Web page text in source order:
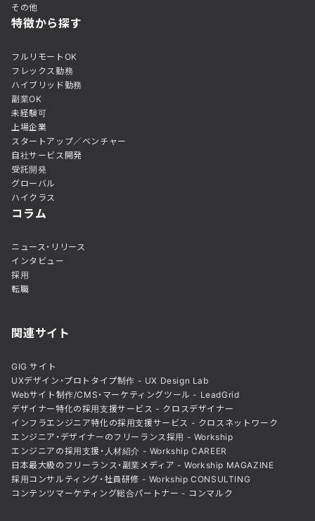
その他
特徴から探す
フルリモートOK
フレックス勤務
ハイブリッド勤務
副業OK
未経験可
上場企業
スタートアップ／ベンチャー
自社サービス開発
受託開発
グローバル
ハイクラス
コラム
ニュース・リリース
インタビュー
採用
転職
関連サイト
GIG サイト
UXデザイン・プロトタイプ制作 - UX Design Lab
Webサイト制作/CMS・マーケティングツール - LeadGrid
デザイナー特化の採用支援サービス - クロスデザイナー
インフラエンジニア特化の採用支援サービス - クロスネットワーク
エンジニア・デザイナーのフリーランス採用 - Workship
エンジニアの採用支援・人材紹介 - Workship CAREER
日本最大級のフリーランス・副業メディア - Workship MAGAZINE
採用コンサルティング・社員研修 - Workship CONSULTING
コンテンツマーケティング総合パートナー - コンマルク